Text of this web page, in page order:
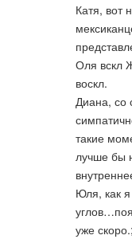
Катя, вот
Оля вскл
воскл.
Диана, со
такие
лучше бы
Юля, как
уже